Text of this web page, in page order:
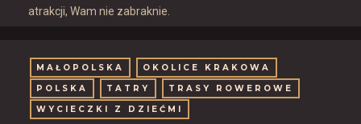
atrakcji, Wam nie zabraknie.
MAŁOPOLSKA
OKOLICE KRAKOWA
POLSKA
TATRY
TRASY ROWEROWE
WYCIECZKI Z DZIEĆMI